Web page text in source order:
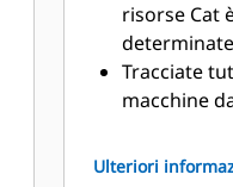
risorse Cat
Tracciate
macchine
risorse
Ulteriori